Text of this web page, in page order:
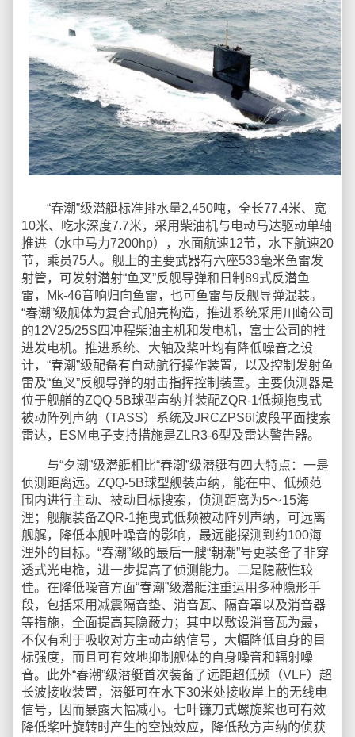
“春潮”级潜艇标准排水量2,450吨，全长77.4米、宽
10米、吃水深度7.7米，采用柴油机与电动马达驱动单轴
推进（水中马力7200hp），水面航速12节，水下航速20
节，乘员75人。舰上的主要武器有六座533毫米鱼雷发
射管，可发射潜射“鱼叉”反舰导弹和日制89式反潜鱼
雷，Mk-46音响归向鱼雷，也可鱼雷与反舰导弹混装。
“春潮”级舰体为复合式船壳构造，推进系统采用川崎公司
的12V25/25S四冲程柴油主机和发电机，富士公司的推
进发电机。推进系统、大轴及桨叶均有降低噪音之设
计，“春潮”级配备有自动航行操作装置，以及控制发射鱼
雷及“鱼叉”反舰导弹的射击指挥控制装置。主要侦测器是
位于舰艏的ZQQ-5B球型声纳并装配ZQR-1低频拖曳式
被动阵列声纳（TASS）系统及JRCZPS6I波段平面搜索
雷达，ESM电子支持措施是ZLR3-6型及雷达警告器。
与“夕潮”级潜艇相比“春潮”级潜艇有四大特点：一是
侦测距离远。ZQQ-5B球型舰装声纳，能在中、低频范
围内进行主动、被动目标搜索，侦测距离为5～15海
浬；舰艉装备ZQR-1拖曳式低频被动阵列声纳，可远离
舰艉，降低本舰叶噪音的影响，最远能探测到约100海
浬外的目标。“春潮”级的最后一艘“朝潮”号更装备了非穿
透式光电桅，进一步提高了侦测能力。二是隐蔽性较
佳。在降低噪音方面“春潮”级潜艇注重运用多种隐形手
段，包括采用减震隔音垫、消音瓦、隔音罩以及消音器
等措施，全面提高其隐蔽力；其中以敷设消音瓦为最，
不仅有利于吸收对方主动声纳信号，大幅降低自身的目
标强度，而且可有效地抑制舰体的自身噪音和辐射噪
音。此外“春潮”级潜艇首次装备了远距超低频（VLF）超
长波接收装置，潜艇可在水下30米处接收岸上的无线电
信号，因而暴露大幅减小。七叶镰刀式螺旋桨也可有效
降低桨叶旋转时产生的空蚀效应，降低敌方声纳的侦获